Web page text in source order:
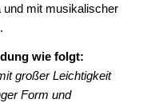
mit musikalischer
wie folgt:
großer Leichtigkeit
Form und